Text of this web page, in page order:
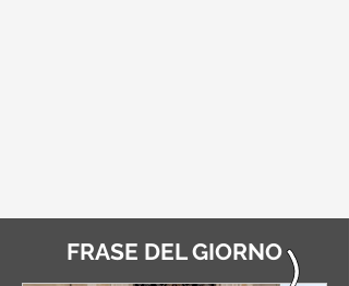
FRASE DEL GIORNO